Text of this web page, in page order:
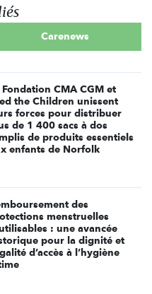
Carenews
Fondation CMA CGM et
the Children unissent
forces pour distribuer
de 1 400 sacs à dos
de produits essentiels
enfants de Norfolk
des
menstruelles
: une avancée
pour la dignité et
d’accès à l’hygiène